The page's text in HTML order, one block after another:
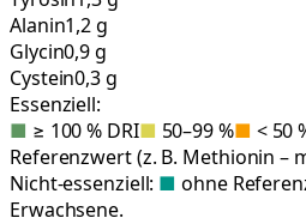
Alanin1,2 g
Glycin0,9 g
Cystein0,3 g
Essenziell:
■ ≥ 100 % DRI■ 50–99 %■ < 50
Referenzwert (z. B. Methionin –
Nicht-essenziell: ■ ohne
Erwachsene.